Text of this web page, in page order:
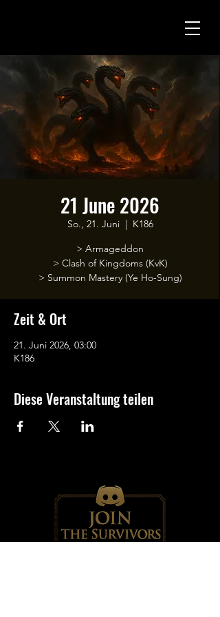
21 June 2026
So., 21. Juni
  |
K186
> Armageddon
> Clash of Kingdoms (KvK)
> Summon Mastery (Ye Ho-Sung)
Zeit & Ort
21. Juni 2026, 03:00
K186
Diese Veranstaltung teilen